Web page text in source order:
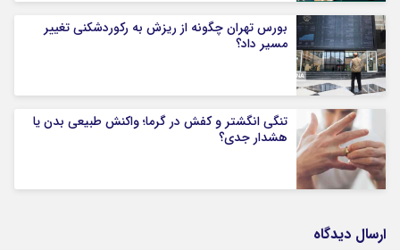
بورس تهران چگونه از ریزش به رکوردشکنی تغییر
مسیر داد؟
تنگی انگشتر و کفش در گرما؛ واکنش طبیعی بدن یا
هشدار جدی؟
ارسال دیدگاه